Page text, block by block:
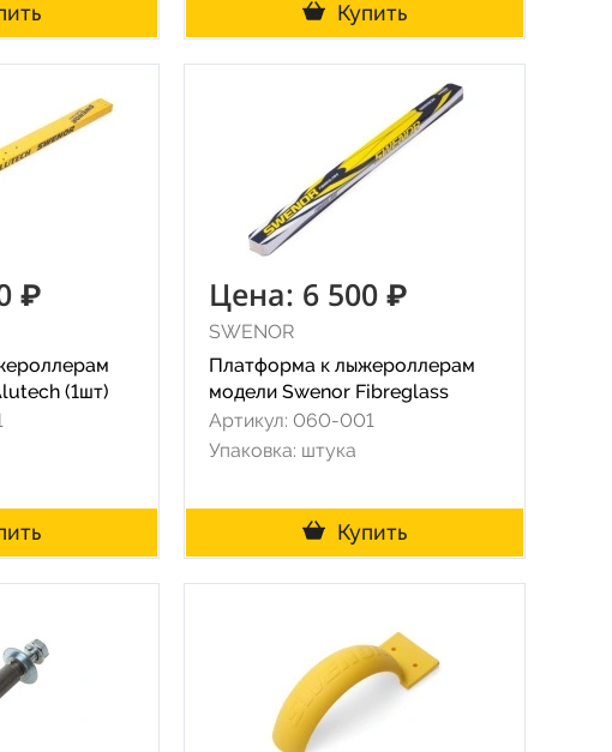
Купить
₽
(1шт)
Цена: 6 500 ₽
SWENOR
Платформа к лыжероллерам
модели Swenor Fibreglass
Артикул: 060-001
Упаковка: штука
Купить